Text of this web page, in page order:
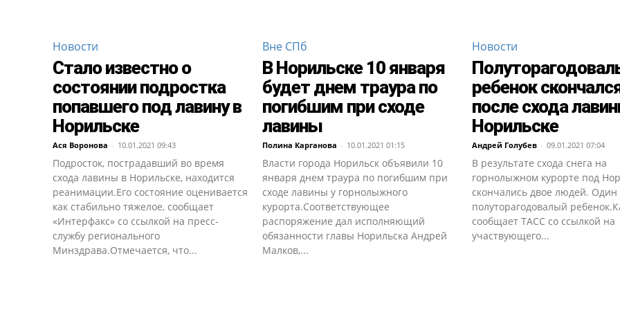
Новости
Стало известно о
состоянии подростка
попавшего под лавину в
Норильске
Ася Воронова - 10.01.2021 09:43
Подросток, пострадавший во время
схода лавины в Норильске, находится
реанимации.Его состояние оценивается
как стабильно тяжелое, сообщает
«Интерфакс» со ссылкой на пресс-
службу регионального
Минздрава.Отмечается, что...
Вне СПб
В Норильске 10 января
будет днем траура по
погибшим при сходе
лавины
Полина Карганова - 10.01.2021 01:15
Власти города Норильск объявили 10
января днем траура по погибшим при
сходе лавины у горнолыжного
курорта.Соответствующее
распоряжение дал исполняющий
обязанности главы Норильска Андрей
Малков,...
Новости
ребенок
после схода
Норильске
Андрей Голубев - 09.01.2021 07:04
В результате схода снега на
горнолыжном курорте под
скончались двое людей. Один
полуторагодовалый
сообщает ТАСС со ссылкой на
участвующего...